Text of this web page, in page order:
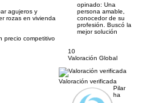
agujeros y
rozas en vivienda
opinado: Una
persona amable,
conocedor de su
profesión. Buscó la
mejor solución
precio competitivo
10
Valoración Global
Valoración verificada
Pilar
ha